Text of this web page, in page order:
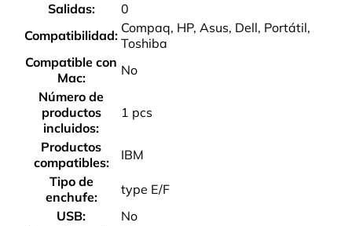
Salidas:
0
Compatibilidad: Compaq, HP, Asus, Dell, Portátil,
Toshiba
Compatible con
Mac:
No
Número de
productos
incluidos:
1 pcs
Productos
compatibles:
IBM
Tipo de
enchufe:
type E/F
USB:
No